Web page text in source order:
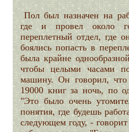
Пол был назначен на
где и провел около
переплетный отдел, где
боялись попасть в
была крайне
чтобы целыми часами
машину. Он говорил, что
19000 книг за ночь, по
"Это было очень
понятия, где будешь
следующем году, -